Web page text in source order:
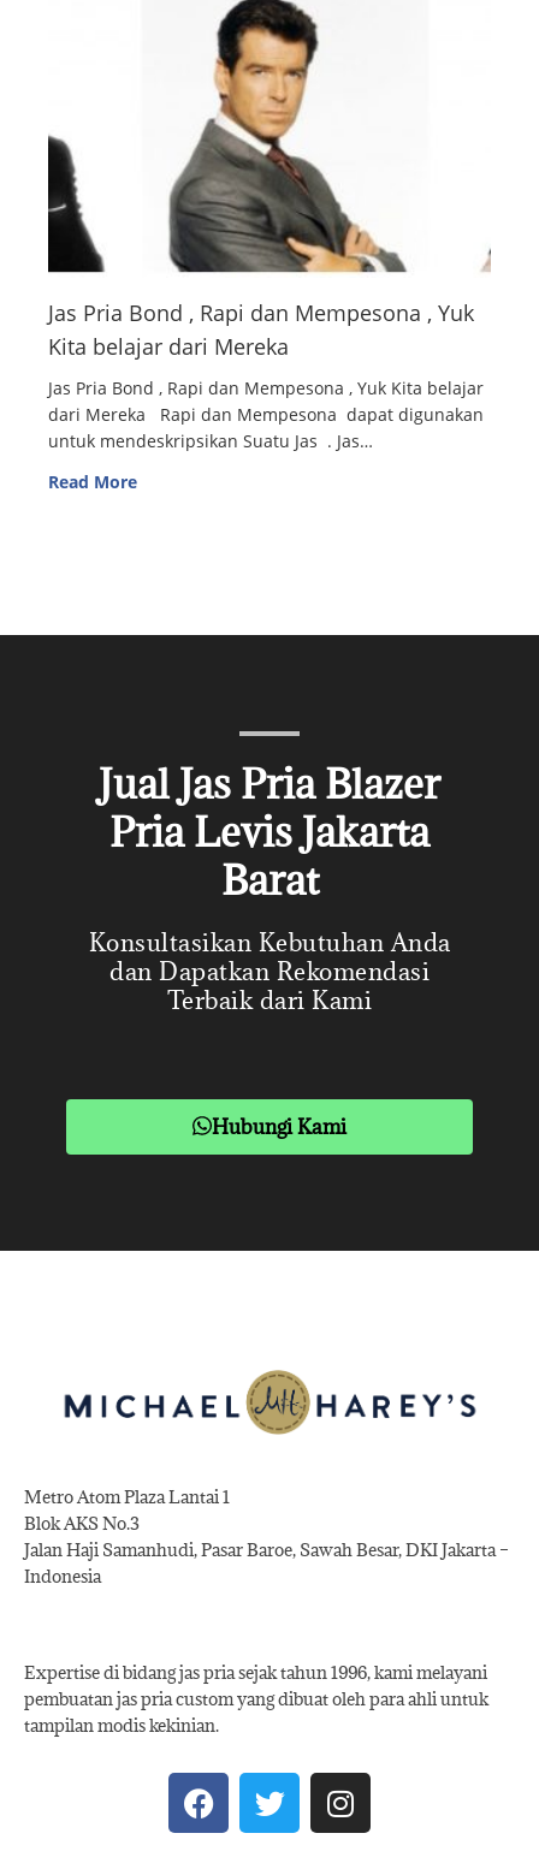
Jas Pria Bond , Rapi dan Mempesona , Yuk
Kita belajar dari Mereka
Jas Pria Bond , Rapi dan Mempesona , Yuk Kita belajar
dari Mereka Rapi dan Mempesona dapat digunakan
untuk mendeskripsikan Suatu Jas . Jas…
Read More
Jual Jas Pria Blazer
Pria Levis Jakarta
Barat
Konsultasikan Kebutuhan Anda
dan Dapatkan Rekomendasi
Terbaik dari Kami
Hubungi Kami
Metro Atom Plaza Lantai 1
Blok AKS No.3
Jalan Haji Samanhudi, Pasar Baroe, Sawah Besar, DKI Jakarta –
Indonesia
Expertise di bidang jas pria sejak tahun 1996, kami melayani
pembuatan jas pria custom yang dibuat oleh para ahli untuk
tampilan modis kekinian.